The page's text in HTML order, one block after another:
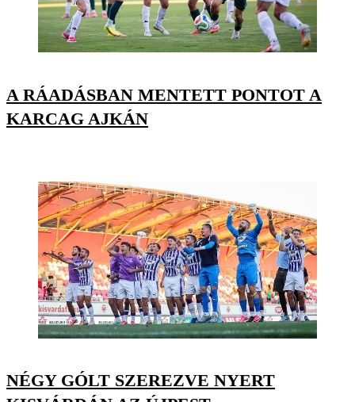
A RÁADÁSBAN MENTETT PONTOT A
KARCAG AJKÁN
NÉGY GÓLT SZEREZVE NYERT